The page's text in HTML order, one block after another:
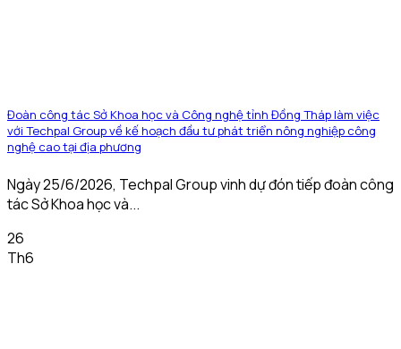
Đoàn công tác Sở Khoa học và Công nghệ tỉnh Đồng Tháp làm việc
với Techpal Group về kế hoạch đầu tư phát triển nông nghiệp công
nghệ cao tại địa phương
Ngày 25/6/2026, Techpal Group vinh dự đón tiếp đoàn công
tác Sở Khoa học và...
26
Th6